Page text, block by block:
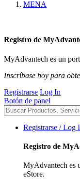
MENA
Registro de
MyAdvantech es un
Inscríbase hoy para
Registrarse Log In
Botón de panel
Registrarse / Log
Registro de
MyAdvantech es
eStore.